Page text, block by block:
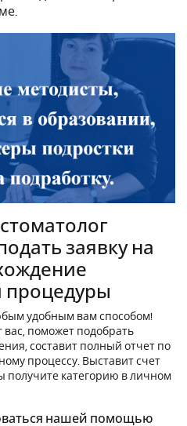
заявку на
процедуры
удобным вам способом!
вас, поможет подобрать
составит полный отчет по
процессу. Выставит счет
получите категорию в личном
нашей помощью